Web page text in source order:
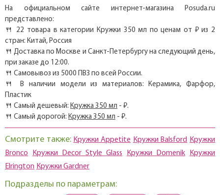
На официальном сайте интернет-магазина Posuda.ru
представлено:
🍴 22 товара в категории Кружки 350 мл по ценам от ₽ из 2
стран: Китай, Россия
🍴 Доставка по Москве и Санкт-Петербургу на следующий день,
при заказе до 12:00.
🍴 Самовывоз из 5000 ПВЗ по всей России.
🍴 В наличии модели из материалов: Керамика, Фарфор,
Пластик
🍴 Самый дешевый: Кружка 350 мл - ₽.
🍴 Самый дорогой: Кружка 350 мл - ₽.
Смотрите также: Кружки Appetite Кружки Balsford Кружки
Bronco
Кружки Decor Style Glass Кружки Domenik
Кружки
Elrington Кружки Gardner
Подразделы по параметрам: